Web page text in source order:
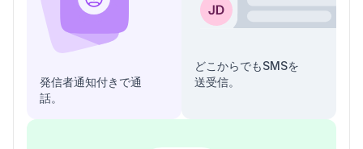
発信者通知付きで通
話。
どこからでもSMSを
送受信。